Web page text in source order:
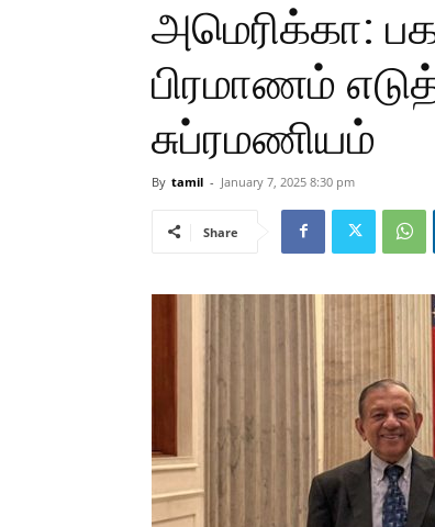
அமெரிக்கா:
பிரமாணம்
சுப்ரமணியம்
By tamil - January 7, 2025 8:30 pm
Share